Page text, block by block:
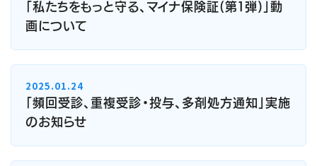
「私たちをもっと守る、マイナ保険証(第１弾)」動
画について
2025.01.24
「頻回受診、重複受診・投与、多剤処方通知」実施
のお知らせ